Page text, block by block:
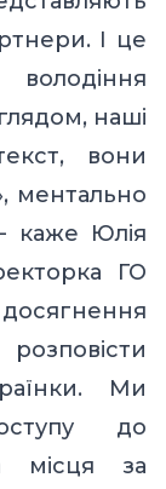
І це
наші
вони
ментально
каже Юлія
ГО
Ми
до
місця за